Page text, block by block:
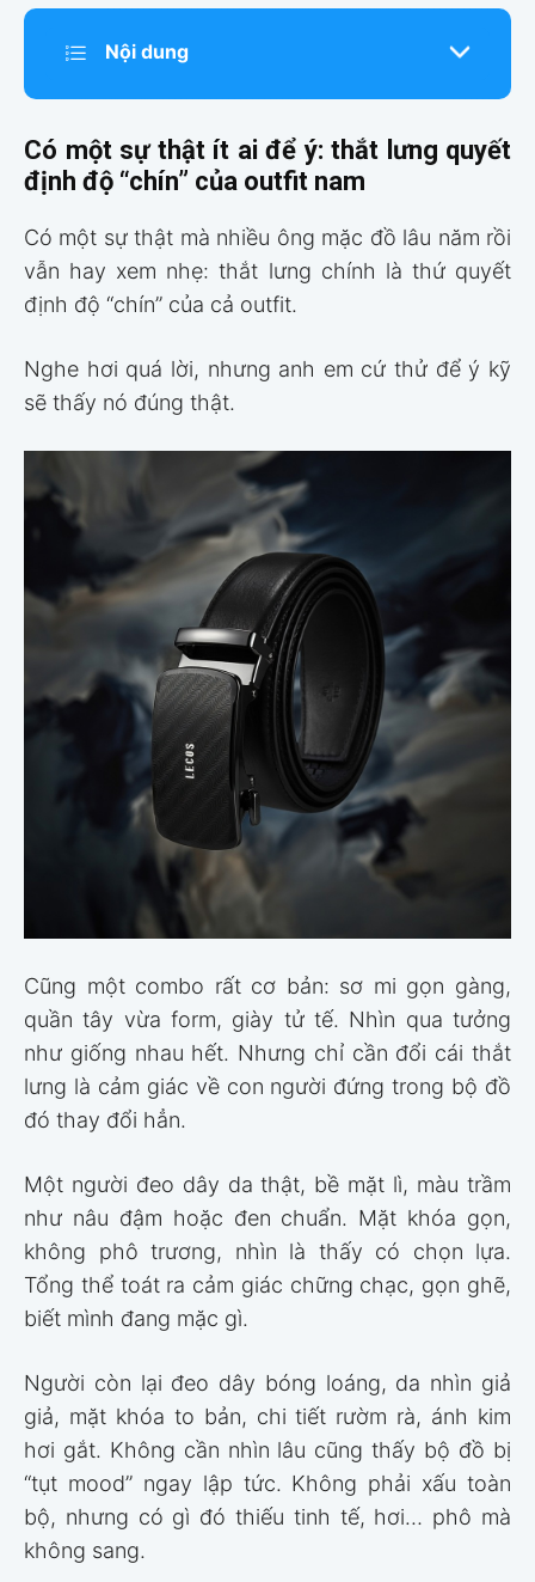
Nội dung
Có một sự thật ít ai để ý: thắt lưng quyết
định độ “chín” của outfit nam
Có một sự thật mà nhiều ông mặc đồ lâu năm rồi
vẫn hay xem nhẹ: thắt lưng chính là thứ quyết
định độ “chín” của cả outfit.
Nghe hơi quá lời, nhưng anh em cứ thử để ý kỹ
sẽ thấy nó đúng thật.
Cũng một combo rất cơ bản: sơ mi gọn gàng,
quần tây vừa form, giày tử tế. Nhìn qua tưởng
như giống nhau hết. Nhưng chỉ cần đổi cái thắt
lưng là cảm giác về con người đứng trong bộ đồ
đó thay đổi hẳn.
Một người đeo dây da thật, bề mặt lì, màu trầm
như nâu đậm hoặc đen chuẩn. Mặt khóa gọn,
không phô trương, nhìn là thấy có chọn lựa.
Tổng thể toát ra cảm giác chững chạc, gọn ghẽ,
biết mình đang mặc gì.
Người còn lại đeo dây bóng loáng, da nhìn giả
giả, mặt khóa to bản, chi tiết rườm rà, ánh kim
hơi gắt. Không cần nhìn lâu cũng thấy bộ đồ bị
“tụt mood” ngay lập tức. Không phải xấu toàn
bộ, nhưng có gì đó thiếu tinh tế, hơi… phô mà
không sang.